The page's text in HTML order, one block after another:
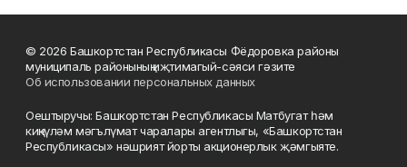
© 2026 Башкортстан Республикасы Фёдоровка районы
муниципаль районының иҗтимагый-сәяси гәзите
Об использовании персональных данных
Оештыручы: Башкортстан Республикасы Матбугат һәм
киңкүләм мәгълүмат чаралары агентлыгы, «Башкортстан
Республикасы» нәшрият йорты акционерлык җәмгыяте.